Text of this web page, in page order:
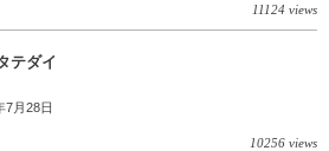
11124 views
テダイ
7月28日
10256 views